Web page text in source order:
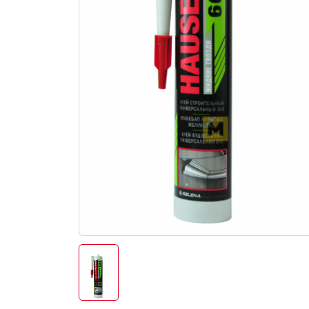
Электро-
Крепежи
Анкеры
Монтажные ленты
Канаты, шнуры